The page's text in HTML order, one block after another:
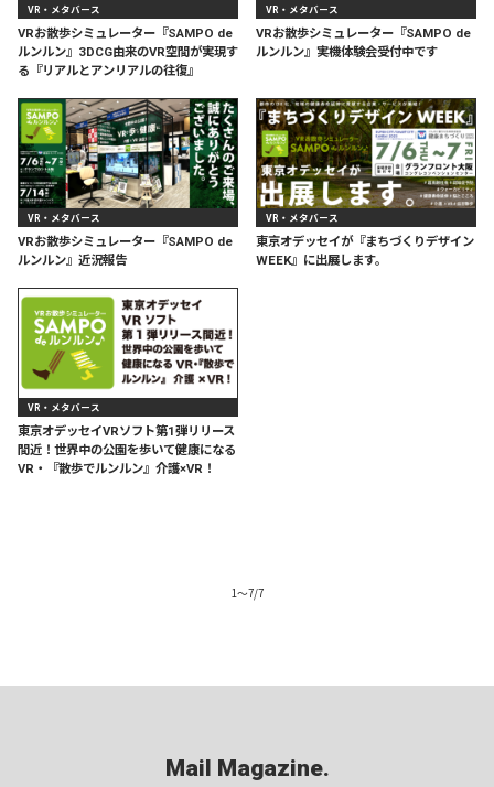
VR・メタバース
VRお散歩シミュレーター『SAMPO de
ルンルン』3DCG由来のVR空間が実現す
る『リアルとアンリアルの往復』
VR・メタバース
VRお散歩シミュレーター『SAMPO de
ルンルン』実機体験会受付中です
VR・メタバース
VRお散歩シミュレーター『SAMPO de
ルンルン』近況報告
VR・メタバース
東京オデッセイが『まちづくりデザイン
WEEK』に出展します。
VR・メタバース
東京オデッセイVRソフト第1弾リリース
間近！世界中の公園を歩いて健康になる
VR・『散歩でルンルン』介護×VR！
1〜7/7
Mail Magazine.